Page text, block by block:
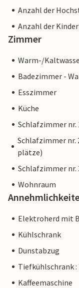
Anzahl der
Anzahl der
Zimmer
Warm-/
Badezimmer -
Esszimmer
Küche
Schlafzimmer
Schlafzimmer nr.
plätze)
Schlafzimmer
Wohnraum
Elektroherd mit
Kühlschrank
Dunstabzug
Tiefkühlschrank :
Kaffeemaschine